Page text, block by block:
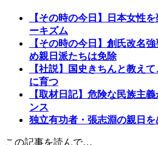
【その時の今日】日本女性
ーキズム
【その時の今日】創氏改名
め親日派たちは免除
【社説】国史きちんと教え
に育つ
【取材日記】危険な民族主
ンス
独立有功者・張志淵の親日を
この記事を読んで…